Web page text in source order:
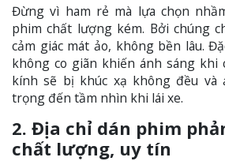
Đừng vì ham rẻ mà lựa chọn
phim chất lượng kém. Bởi chúng
cảm giác mát ảo, không bền lâu.
không co giãn khiến ánh sáng khi
kính sẽ bị khúc xạ không đều và
trọng đến tầm nhìn khi lái xe.
2. Địa chỉ dán phim
chất lượng, uy tín